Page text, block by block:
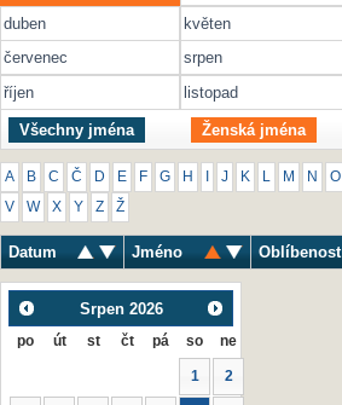
duben
květen
červenec
srpen
říjen
listopad
Všechny jména Ženská jména
A B C Č D E F G H J K M N O
V W X Y Z Ž
Datum Jméno Oblíbenost
Srpen 2026
po út st čt pá so ne
1 2